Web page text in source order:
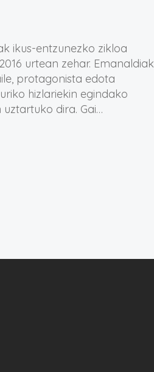
ikus-entzunezko zikloa
urtean zehar. Emanaldiak
protagonista edota
hizlariekin egindako
uztartuko dira. Gai…